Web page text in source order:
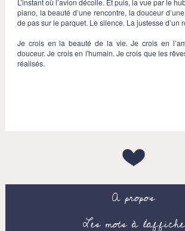
piano, la beauté d’une rencontre, la douceur
de pas sur le parquet. Le silence. La justesse d’un
Je crois en la beauté de la vie. Je crois en
douceur. Je crois en l'humain. Je crois que les
réalisés.
A propos
Les mots à l’affiche